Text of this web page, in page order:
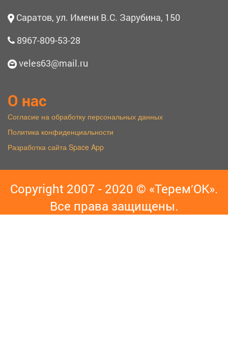
Саратов, ул. Имени В.С. Зарубина, 150
8967-809-53-28
veles63@mail.ru
О нас
Согласие на обработку персональных данных
Политика конфиденциальности
Разработка сайта Space App
Copyright 2007 - 2020 © «Терем′ОК».
Все права защищены.